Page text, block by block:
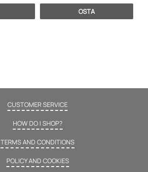
OSTA
CUSTOMER SERVICE
HOW DO I SHOP?
TERMS AND CONDITIONS
POLICY AND COOKIES